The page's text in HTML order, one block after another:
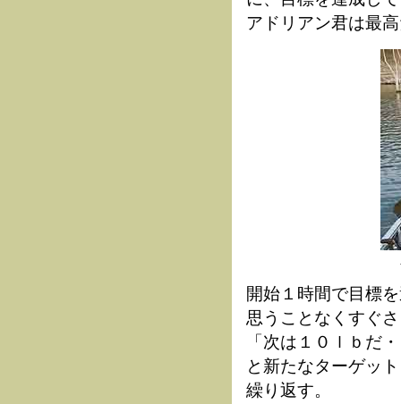
アドリアン君は最
開始１時間で目標
思うことなくすぐ
「次は１０ｌｂだ
と新たなターゲッ
繰り返す。